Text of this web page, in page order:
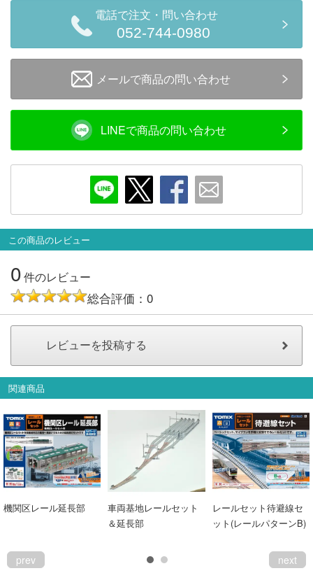
電話で注文・問い合わせ
052-744-0980
メールで商品の問い合わせ
LINEで商品の問い合わせ
この商品のレビュー
0件のレビュー
総合評価：0
関連商品
機関区レール延長部
車両基地レールセット
＆延長部
レールセット待避線セ
ット(レールパターンB)
prev next